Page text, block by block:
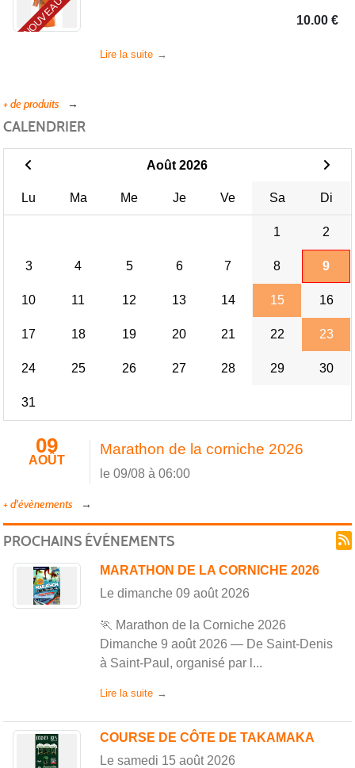
NOUVEAU 10.00 €
Lire la suite
+ de produits
CALENDRIER
Août 2026
Lu Ma Me Je Ve Sa Di
1 2
3 4 5 6 7 8 9
10 11 12 13 14 15 16
17 18 19 20 21 22 23
24 25 26 27 28 29 30
31
09
AOÛT
Marathon de la corniche 2026
le 09/08 à 06:00
+ d'évènements
PROCHAINS ÉVÉNEMENTS
MARATHON DE LA CORNICHE 2026
Le dimanche 09 août 2026
🏃 Marathon de la Corniche 2026
Dimanche 9 août 2026 — De Saint-Denis
à Saint-Paul, organisé par l...
Lire la suite
COURSE DE CÔTE DE TAKAMAKA
Le samedi 15 août 2026